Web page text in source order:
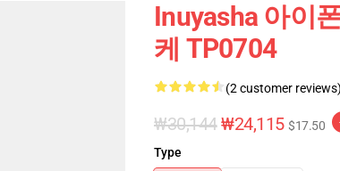
Inuyasha 아이
케 TP0704
(2 customer
₩30,144₩24,115 $17.50
Type